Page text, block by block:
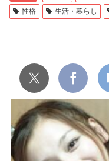
性格
生活・暮らし